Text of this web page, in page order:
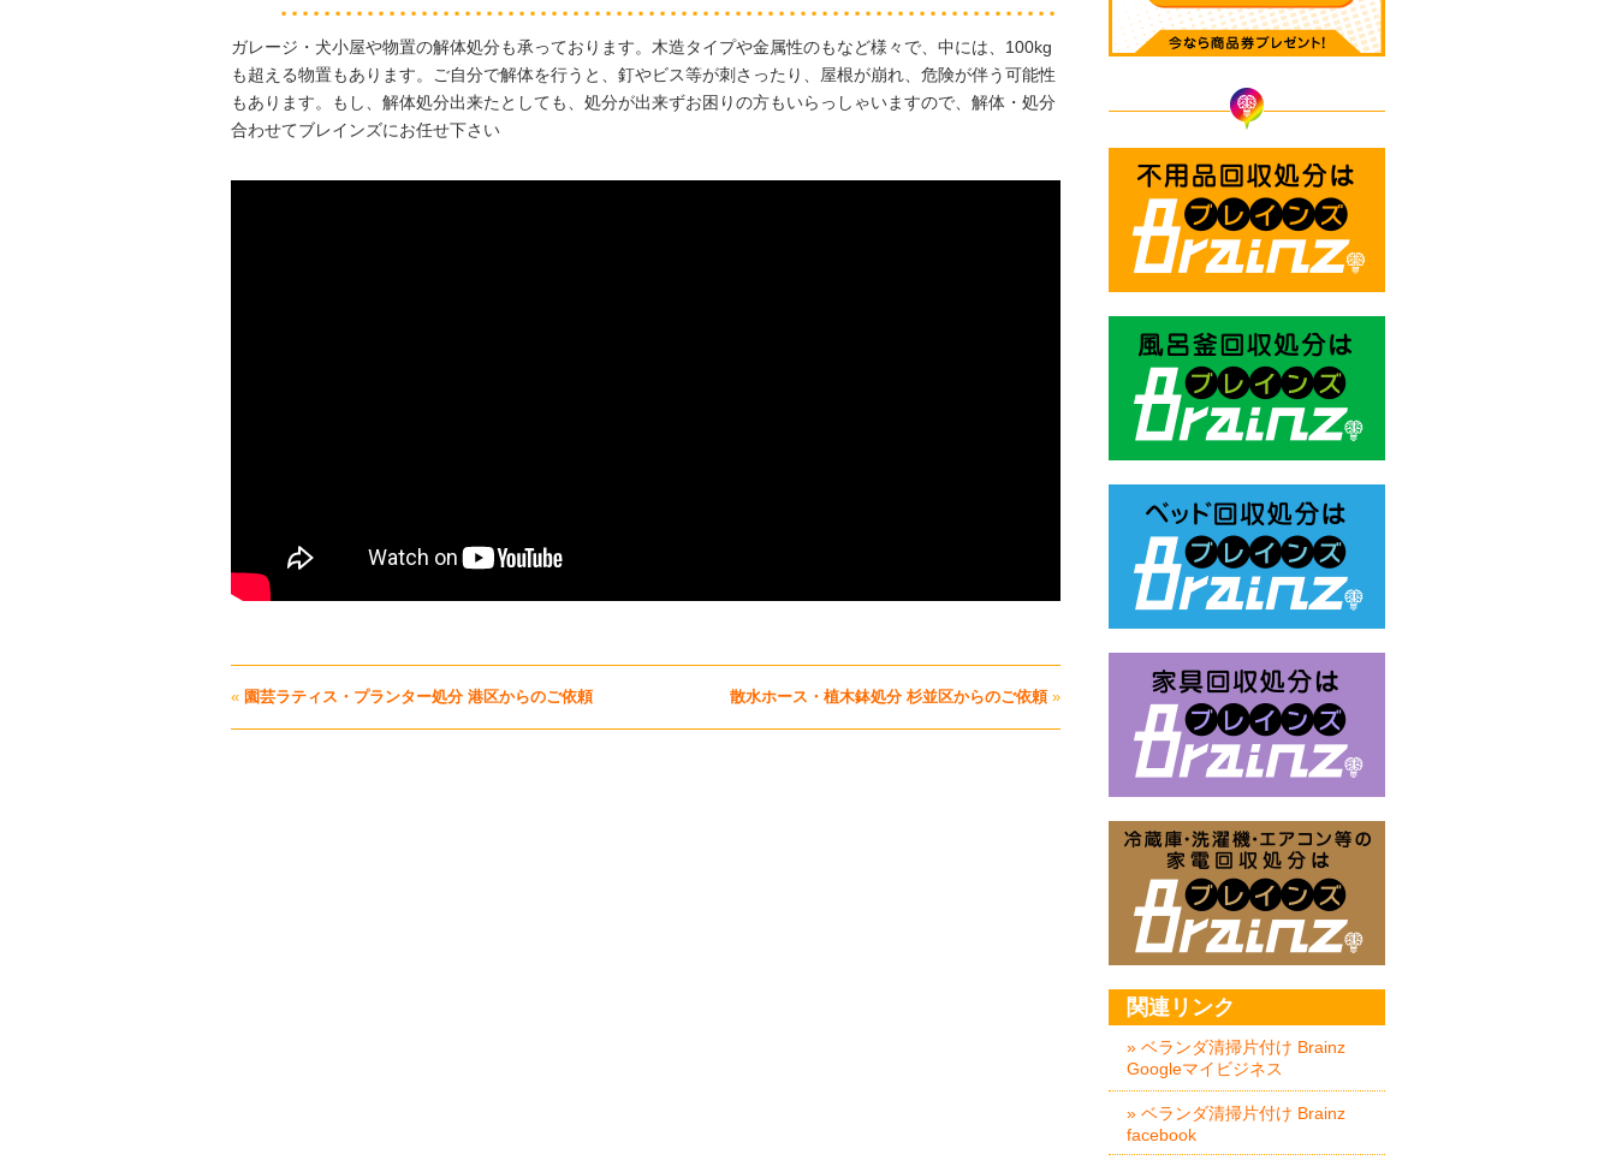
ガレージ・犬小屋や物置の解体処分も承っております。木造タイプや金属性のもなど様々で、中には、100kg
も超える物置もあります。ご自分で解体を行うと、釘やビス等が刺さったり、屋根が崩れ、危険が伴う可能性
もあります。もし、解体処分出来たとしても、処分が出来ずお困りの方もいらっしゃいますので、解体・処分
合わせてブレインズにお任せ下さい
« 園芸ラティス・プランター処分 港区からのご依頼 散水ホース・植木鉢処分 杉並区からのご依頼»
関連リンク
» ベランダ清掃片付け Brainz
Googleマイビジネス
» ベランダ清掃片付け Brainz
facebook